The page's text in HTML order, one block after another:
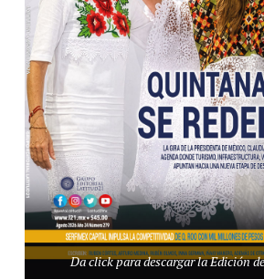
Tecnológico de Monterrey
3 agosto, 2026
Promoción
1 abril, 2026
Industria global en
reconfiguración
Da click para descargar la Edición